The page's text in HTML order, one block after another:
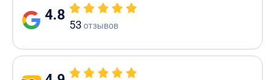
4.8
53 отзывов